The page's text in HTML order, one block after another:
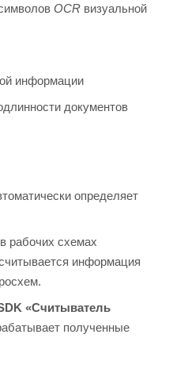
OCR визуальной
информации
документов
определяет
рабочих схемах
информация
«Считыватель
полученные